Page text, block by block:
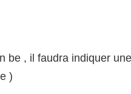
be , il faudra indiquer
)